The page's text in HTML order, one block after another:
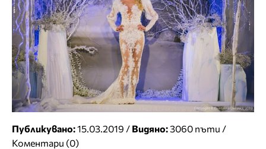
Публикувано:15.03.2019 / Видяно: 3060 пъти /
Коментари (0)